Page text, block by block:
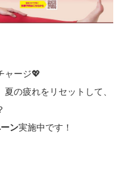
ャージ💖
の疲れをリセットして、
ン実施中です！